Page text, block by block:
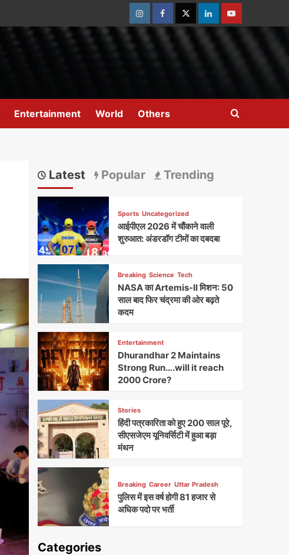
InstagramFacebookTwitterLinkedinYoutube
Entertainment World Others
Latest Popular Trending
Sports Uncategorized
आईपीएल 2026 में चौंकाने वाली
शुरुआत: अंडरडॉग टीमों का दबदबा
Breaking Science Tech
NASA का Artemis-II मिशन: 50
साल बाद फिर चंद्रमा की ओर बढ़ते
कदम
Entertainment
Dhurandhar 2 Maintains
Strong Run….will it reach
2000 Crore?
Stories
हिंदी पत्रकारिता को हुए 200 साल पूरे,
सीएसजेएम यूनिवर्सिटी में हुआ बड़ा
मंथन
Breaking Career Uttar Pradesh
पुलिस में इस वर्ष होगी 81 हजार से
अधिक पदो पर भर्ती
Categories